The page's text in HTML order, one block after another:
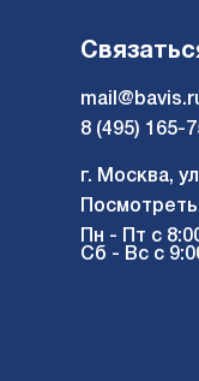
8 (495) 165-
г. Москва,
Пн - Пт с
Сб - Вс с